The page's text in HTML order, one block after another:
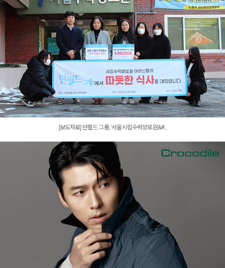
[보도자료] 던필드 그룹, '서울시립수락양로원&#..